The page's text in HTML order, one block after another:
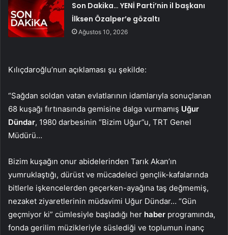
Son Dakika… YENİ Parti’nin il başkanı
İlksen Özalper’e gözaltı
Ağustos 10, 2026
Kılıçdaroğlu’nun açıklaması şu şekilde:
“Sağdan soldan vatan evlatlarının idamlarıyla sonuçlanan
68 kuşağı fırtınasında gemisine dalga vurmamış Uğur
Dündar, 1980 darbesinin “Bizim Uğur”u, TRT Genel
Müdürü…
Bizim kuşağın onur abidelerinden Tarık Akan’ın
yumruklaştığı, dürüst ve mücadeleci gençlik-kafalarında
bitlerle işkencelerden geçerken-ayağına taş değmemiş,
nezaket ziyaretlerinin müdavimi Uğur Dündar… “Gün
geçmiyor ki” cümlesiyle başladığı her haber programında,
fonda gerilim müzikleriyle süslediği ve toplumun inanç